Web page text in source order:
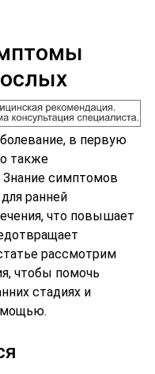
в первую
также
Знание симптомов
ранней
что повышает
рассмотрим
чтобы помочь
стадиях и